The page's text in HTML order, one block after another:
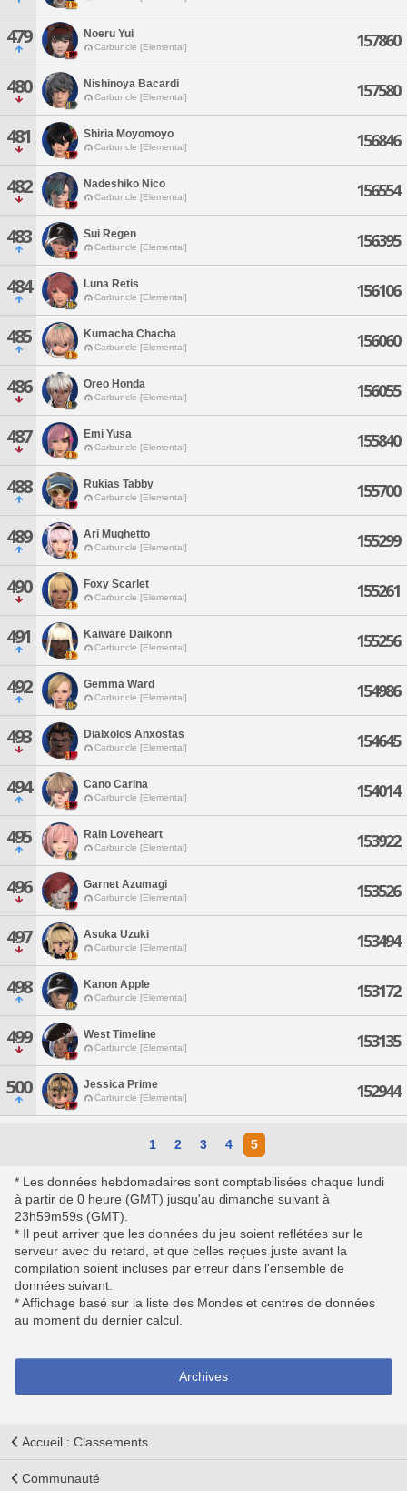
479 Noeru Yui
Carbuncle [Elemental] 157860
480 Nishinoya Bacardi
Carbuncle [Elemental] 157580
481 Shiria Moyomoyo
Carbuncle [Elemental] 156846
482 Nadeshiko Nico
Carbuncle [Elemental] 156554
483 Sui Regen
Carbuncle [Elemental] 156395
484 Luna Retis
Carbuncle [Elemental] 156106
485 Kumacha Chacha
Carbuncle [Elemental] 156060
486 Oreo Honda
Carbuncle [Elemental] 156055
487 Emi Yusa
Carbuncle [Elemental] 155840
488 Rukias Tabby
Carbuncle [Elemental] 155700
489 Ari Mughetto
Carbuncle [Elemental] 155299
490 Foxy Scarlet
Carbuncle [Elemental] 155261
491 Kaiware Daikonn
Carbuncle [Elemental] 155256
492 Gemma Ward
Carbuncle [Elemental] 154986
493 Dialxolos Anxostas
Carbuncle [Elemental] 154645
494 Cano Carina
Carbuncle [Elemental] 154014
495 Rain Loveheart
Carbuncle [Elemental] 153922
496 Garnet Azumagi
Carbuncle [Elemental] 153526
497 Asuka Uzuki
Carbuncle [Elemental] 153494
498 Kanon Apple
Carbuncle [Elemental] 153172
499 West Timeline
Carbuncle [Elemental] 153135
500 Jessica Prime
Carbuncle [Elemental] 152944
1 2 3 4 5
* Les données hebdomadaires sont comptabilisées chaque lundi
à partir de 0 heure (GMT) jusqu'au dimanche suivant à
23h59m59s (GMT).
* Il peut arriver que les données du jeu soient reflétées sur le
serveur avec du retard, et que celles reçues juste avant la
compilation soient incluses par erreur dans l'ensemble de
données suivant.
* Affichage basé sur la liste des Mondes et centres de données
au moment du dernier calcul.
Archives
Accueil : Classements
Communauté